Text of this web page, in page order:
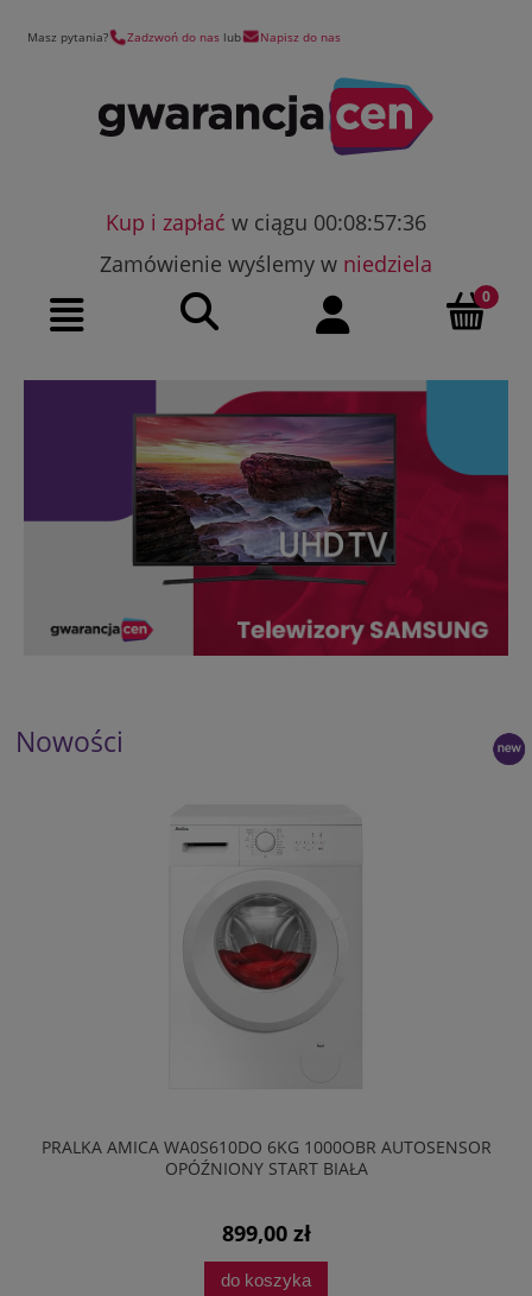
Masz pytania? Zadzwoń do nas lub Napisz do nas
Kup i zapłać w ciągu 00:08:57:35
Zamówienie wyślemy w niedziela
Nowości
PRALKA AMICA WA0S610DO 6KG 1000OBR AUTOSENSOR
OPÓŹNIONY START BIAŁA
899,00 zł
do koszyka